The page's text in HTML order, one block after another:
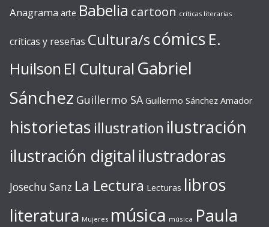
Anagrama arte Babelia cartoon críticas literarias
críticas y reseñas Cultura/s cómics E.
Huilson El Cultural Gabriel
Sánchez Guillermo SA Guillermo Sánchez Amador
historietas illustration ilustración
ilustración digital ilustradoras
Josechu Sanz La Lectura Lecturas libros
literatura Mujeres música música Paula